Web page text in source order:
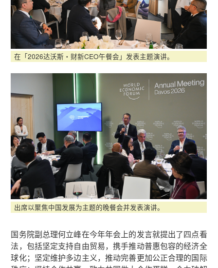
在「2026达沃斯‧财新CEO午餐会」发表主题演讲。
出席以聚焦中国发展为主题的晚餐会并发表演讲。
国务院副总理何立峰在今年年会上的发言就提出了四点看
法，包括坚定支持自由贸易，携手推动普惠包容的经济全
球化；坚定维护多边主义，推动完善更加公正合理的国际